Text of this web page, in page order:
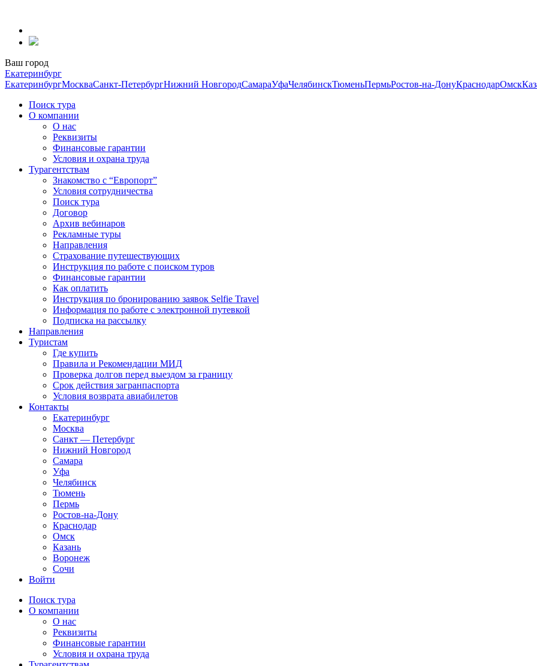
содержанию
Ваш город
Екатеринбург
ЕкатеринбургМоскваСанкт-ПетербургНижний НовгородСамараУфаЧелябинскТюменьПермьРостов-на-ДонуКраснодарОмск
Поиск тура
О компании
О нас
Реквизиты
Финансовые гарантии
Условия и охрана труда
Турагентствам
Знакомство с “Европорт”
Условия сотрудничества
Поиск тура
Договор
Архив вебинаров
Рекламные туры
Направления
Страхование путешествующих
Инструкция по работе с поиском туров
Финансовые гарантии
Как оплатить
Инструкция по бронированию заявок Selfie Travel
Информация по работе с электронной путевкой
Подписка на рассылку
Направления
Туристам
Где купить
Правила и Рекомендации МИД
Проверка долгов перед выездом за границу
Срок действия загранпаспорта
Условия возврата авиабилетов
Контакты
Екатеринбург
Москва
Санкт — Петербург
Нижний Новгород
Самара
Уфа
Челябинск
Тюмень
Пермь
Ростов-на-Дону
Краснодар
Омск
Казань
Воронеж
Сочи
Войти
Поиск тура
О компании
О нас
Реквизиты
Финансовые гарантии
Условия и охрана труда